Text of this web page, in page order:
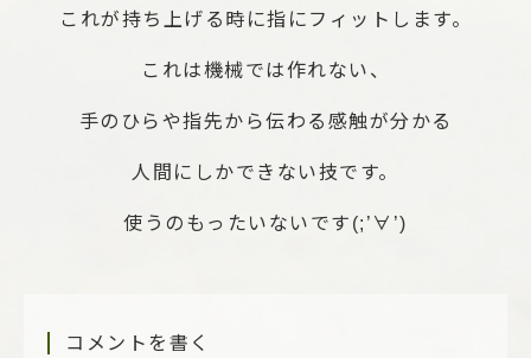
これが持ち上げる時に指にフィットします。
これは機械では作れない、
手のひらや指先から伝わる感触が分かる
人間にしかできない技です。
使うのもったいないです(;’∀’)
コメントを書く